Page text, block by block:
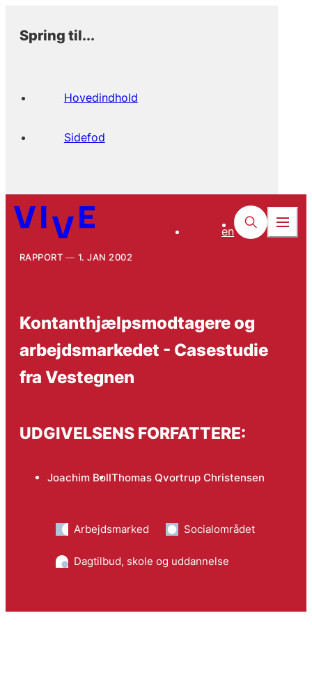
Spring til...
Hovedindhold
Sidefod
en
RAPPORT 1. JAN 2002
Kontanthjælpsmodtagere og
arbejdsmarkedet - Casestudie
fra Vestegnen
UDGIVELSENS FORFATTERE:
Joachim BollThomas Qvortrup Christensen
Arbejdsmarked Socialområdet
Dagtilbud, skole og uddannelse